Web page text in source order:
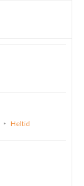
Heltid